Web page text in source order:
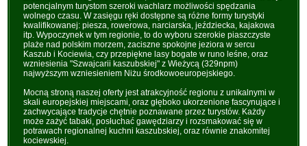
potencjalnym turystom szeroki wachlarz możliwości spędzania
wolnego czasu. W zasięgu ręki dostępne są różne formy turystyki
kwalifikowanej: piesza, rowerowa, narciarska, jeździecka, kajakowa
itp. Wypoczynek w tym regionie, to do wyboru szerokie piaszczyste
plaże nad polskim morzem, zaciszne spokojne jeziora w sercu
Kaszub i Kociewia, czy przepiękne lasy bogate w runo leśne, oraz
wzniesienia "Szwajcarii kaszubskiej" z Wieżycą (329npm)
najwyższym wzniesieniem Niżu środkowoeuropejskiego.
Mocną stroną naszej oferty jest atrakcyjność regionu z unikalnymi w
skali europejskiej miejscami, oraz głęboko ukorzenione fascynujące i
zachwycające tradycje chętnie poznawane przez turystów. Każdy
może zażyć tabaki, posłuchać gawędziarzy i rozsmakować się w
potrawach regionalnej kuchni kaszubskiej, oraz równie znakomitej
kociewskiej.